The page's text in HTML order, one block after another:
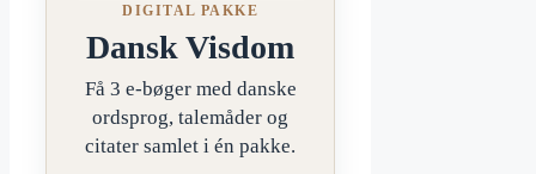
DIGITAL PAKKE
Dansk Visdom
Få 3 e-bøger med danske
ordsprog, talemåder og
citater samlet i én pakke.